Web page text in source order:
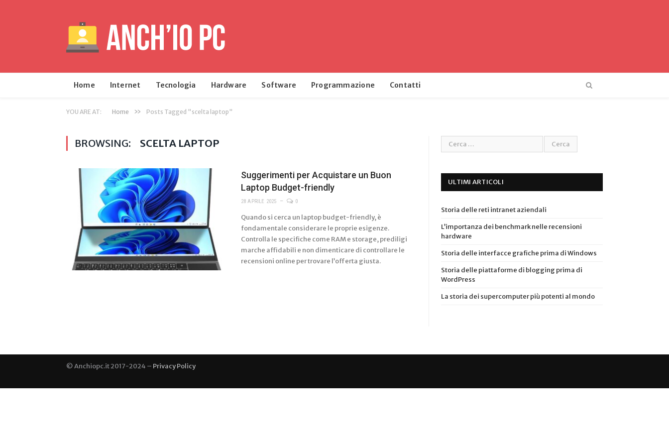
Home Internet Tecnologia Hardware Software Programmazione Contatti
YOU ARE AT: Home » Posts Tagged "scelta laptop"
BROWSING: SCELTA LAPTOP
Suggerimenti per Acquistare un Buon
Laptop Budget-friendly
28 APRILE 2025 0
Quando si cerca un laptop budget-friendly, è
fondamentale considerare le proprie esigenze.
Controlla le specifiche come RAM e storage, prediligi
marche affidabili e non dimenticare di controllare le
recensioni online per trovare l’offerta giusta.
ULTIMI ARTICOLI
Storia delle reti intranet aziendali
L’importanza dei benchmark nelle recensioni
hardware
Storia delle interfacce grafiche prima di Windows
Storia delle piattaforme di blogging prima di
WordPress
La storia dei supercomputer più potenti al mondo
© Anchiopc.it 2017-2024 – Privacy Policy